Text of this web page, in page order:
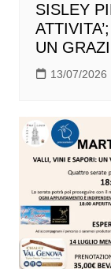
SISLEY
UN
13/07/2026